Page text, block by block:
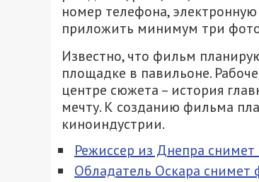
номер телефона,
приложить минимум три
Известно, что фильм
площадке в павильоне.
центре сюжета – история
мечту. К созданию фильма
киноиндустрии.
Режиссер из Днепра
Обладатель Оскара